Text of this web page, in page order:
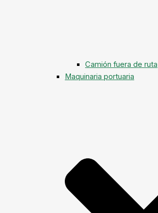
Camión fuera de ruta
Maquinaria portuaria